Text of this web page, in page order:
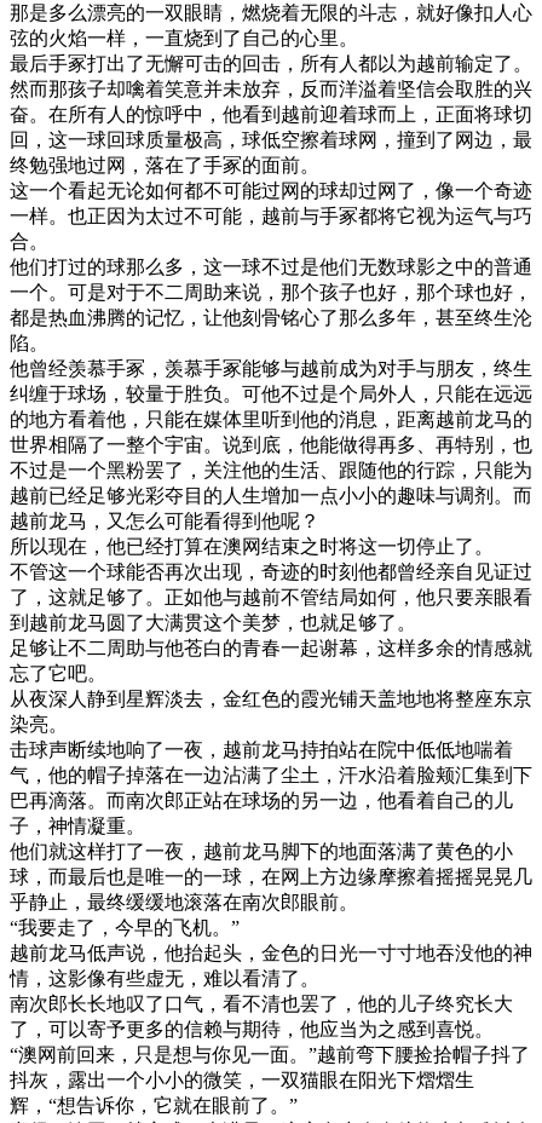
那是多么漂亮的一双眼睛，燃烧着无限的斗志，就好像扣人心
弦的火焰一样，一直烧到了自己的心里。
最后手冢打出了无懈可击的回击，所有人都以为越前输定了。
然而那孩子却噙着笑意并未放弃，反而洋溢着坚信会取胜的兴
奋。在所有人的惊呼中，他看到越前迎着球而上，正面将球切
回，这一球回球质量极高，球低空擦着球网，撞到了网边，最
终勉强地过网，落在了手冢的面前。
这一个看起无论如何都不可能过网的球却过网了，像一个奇迹
一样。也正因为太过不可能，越前与手冢都将它视为运气与巧
合。
他们打过的球那么多，这一球不过是他们无数球影之中的普通
一个。可是对于不二周助来说，那个孩子也好，那个球也好，
都是热血沸腾的记忆，让他刻骨铭心了那么多年，甚至终生沦
陷。
他曾经羡慕手冢，羡慕手冢能够与越前成为对手与朋友，终生
纠缠于球场，较量于胜负。可他不过是个局外人，只能在远远
的地方看着他，只能在媒体里听到他的消息，距离越前龙马的
世界相隔了一整个宇宙。说到底，他能做得再多、再特别，也
不过是一个黑粉罢了，关注他的生活、跟随他的行踪，只能为
越前已经足够光彩夺目的人生增加一点小小的趣味与调剂。而
越前龙马，又怎么可能看得到他呢？
所以现在，他已经打算在澳网结束之时将这一切停止了。
不管这一个球能否再次出现，奇迹的时刻他都曾经亲自见证过
了，这就足够了。正如他与越前不管结局如何，他只要亲眼看
到越前龙马圆了大满贯这个美梦，也就足够了。
足够让不二周助与他苍白的青春一起谢幕，这样多余的情感就
忘了它吧。
从夜深人静到星辉淡去，金红色的霞光铺天盖地地将整座东京
染亮。
击球声断续地响了一夜，越前龙马持拍站在院中低低地喘着
气，他的帽子掉落在一边沾满了尘土，汗水沿着脸颊汇集到下
巴再滴落。而南次郎正站在球场的另一边，他看着自己的儿
子，神情凝重。
他们就这样打了一夜，越前龙马脚下的地面落满了黄色的小
球，而最后也是唯一的一球，在网上方边缘摩擦着摇摇晃晃几
乎静止，最终缓缓地滚落在南次郎眼前。
“我要走了，今早的飞机。”
越前龙马低声说，他抬起头，金色的日光一寸寸地吞没他的神
情，这影像有些虚无，难以看清了。
南次郎长长地叹了口气，看不清也罢了，他的儿子终究长大
了，可以寄予更多的信赖与期待，他应当为之感到喜悦。
“澳网前回来，只是想与你见一面。”越前弯下腰捡拾帽子抖了
抖灰，露出一个小小的微笑，一双猫眼在阳光下熠熠生
辉，“想告诉你，它就在眼前了。”